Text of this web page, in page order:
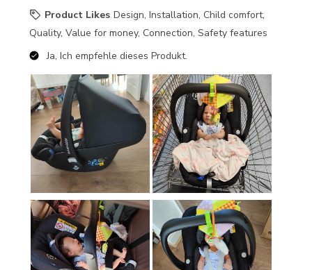
Product Likes Design, Installation, Child comfort,
Quality, Value for money, Connection, Safety features
Ja, Ich empfehle dieses Produkt.